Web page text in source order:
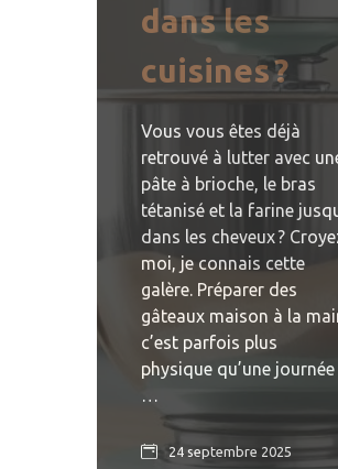
dans les
cuisines ?
Vous vous êtes déjà
retrouvé à lutter avec
pâte à brioche, le bras
tétanisé et la farine
dans les cheveux ?
moi, je connais cette
galère. Préparer des
gâteaux maison à la
c’est parfois plus
physique qu’une journée
…
24 septembre 2025